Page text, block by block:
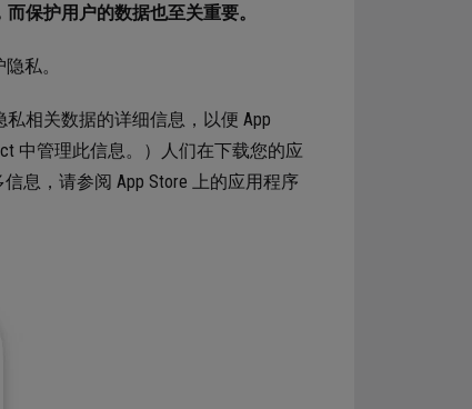
保护用户的数据也至关重要。
私。
相关数据的详细信息，以便 App
中管理此信息。）人们在下载您的应
息，请参阅 App Store 上的应用程序